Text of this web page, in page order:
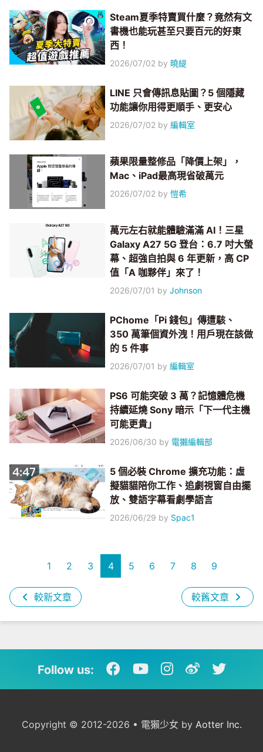
Steam夏季特賣買什麼？竟然有文
書機也能玩甚至只要百元的好東
西！
2026/07/02 by 曉緹
LINE 只會傳訊息貼圖？5 個隱藏
功能讓你用得更順手、更安心
2026/07/02 by編輯室
蘋果限量整修品「降價上架」，
Mac、iPad最高現省破萬元
2026/07/02 by愷希
萬元左右就能體驗滿滿 AI！三星
Galaxy A27 5G 登台：6.7 吋大螢
幕、超強自拍與 6 年更新，高 CP
值「A 咖夥伴」來了！
2026/07/01 byJohnson
PChome「Pi 錢包」傳遭駭、
350 萬筆個資外洩！用戶現在該做
的 5 件事
2026/07/01 by編輯室
PS6 可能突破 3 萬？記憶體危機
持續延燒 Sony 暗示「下一代主機
可能更貴」
2026/06/30 by 電獺編輯部
5 個必裝 Chrome 擴充功能：虛
擬貓貓陪你工作、追劇視窗自由擺
放、雙語字幕看劇學語言
2026/06/29 by Spac1
較新文章
1 2 3 4 5 6 7 8 9
較舊文章
Follow us:
Copyright © 2012-2026 • 電獺少女 by Aotter Inc.